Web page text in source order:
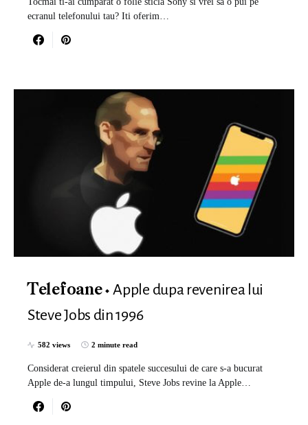
ecranul telefonului tau? Iti oferim…
Telefoane
Apple dupa revenirea lui
Steve Jobs din 1996
582 views 2 minute read
Considerat creierul din spatele succesului de care s-a bucurat
Apple de-a lungul timpului, Steve Jobs revine la Apple…